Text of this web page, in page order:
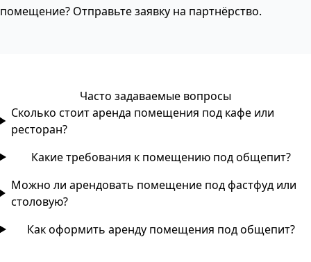
помещение? Отправьте заявку на партнёрство.
Часто задаваемые вопросы
Сколько стоит аренда помещения под кафе или
ресторан?
Какие требования к помещению под общепит?
Можно ли арендовать помещение под фастфуд или
столовую?
Как оформить аренду помещения под общепит?